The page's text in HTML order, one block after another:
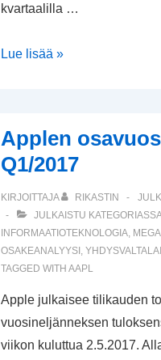
kvartaalilla …
Applen
Lue lisää »
Applen
Q1/2017
KIRJOITTAJA RIKASTIN
JULKAISTU KATEGORIASSA
INFORMAATIOTEKNOLOGIA,
OSAKEANALYYSI ,
TAGGED WITH AAPL
Apple julkaisee tilikauden
vuosineljänneksen
viikon kuluttua 2.5.2017.